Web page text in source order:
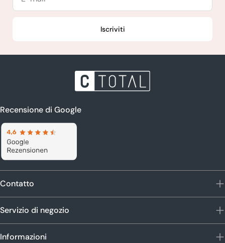
Iscriviti
Recensione di Google
Contatto
Servizio di negozio
Informazioni